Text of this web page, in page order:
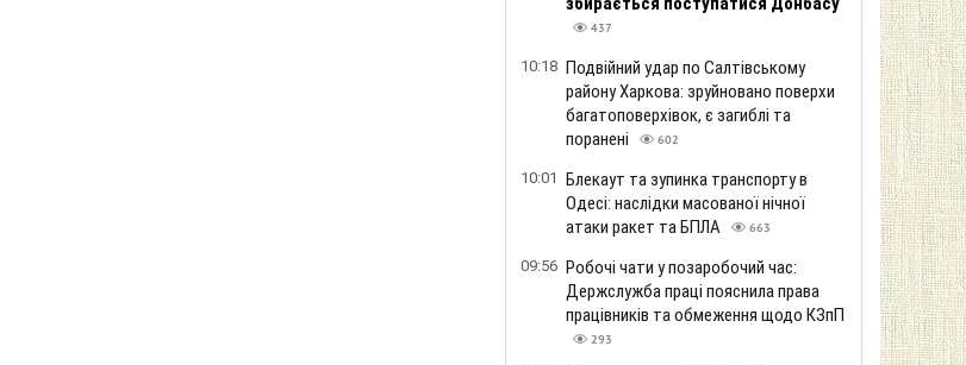
437
10:18 Подвійний удар по Салтівському
району Харкова: зруйновано поверхи
багатоповерхівок, є загиблі та
поранені
602
10:01 Блекаут та зупинка транспорту в
Одесі: наслідки масованої нічної
атаки ракет та БПЛА
663
09:56 Робочі чати у позаробочий час:
Держслужба праці пояснила права
працівників та обмеження щодо КЗпП
293